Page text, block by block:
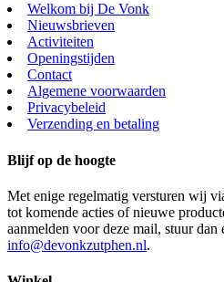
Welkom bij De Vonk
Nieuwsbrieven
Activiteiten
Openingstijden
Contact
Algemene voorwaarden
Privacybeleid
Verzending en betaling
Blijf op de hoogte
Met enige regelmatig versturen wij
tot komende acties of nieuwe
aanmelden voor deze mail, stuur dan
info@devonkzutphen.nl.